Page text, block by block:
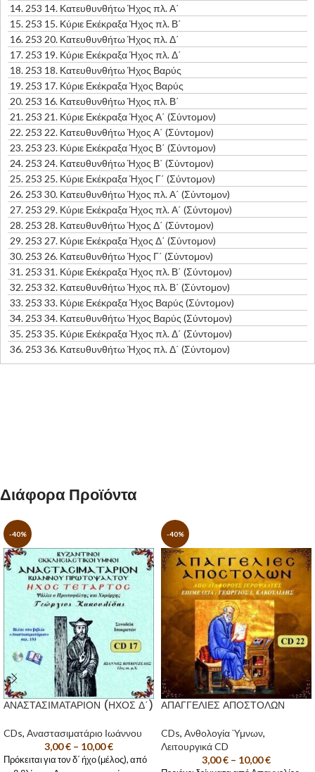
14. 253 14. Κατευθυνθήτω Ήχος πλ. Α΄
15. 253 15. Κύριε Εκέκραξα Ήχος πλ. Β΄
16. 253 20. Κατευθυνθήτω Ήχος πλ. Δ΄
17. 253 19. Κύριε Εκέκραξα Ήχος πλ. Δ΄
18. 253 18. Κατευθυνθήτω Ήχος Βαρύς
19. 253 17. Κύριε Εκέκραξα Ήχος Βαρύς
20. 253 16. Κατευθυνθήτω Ήχος πλ. Β΄
21. 253 21. Κύριε Εκέκραξα Ήχος Α΄ (Σύντομον)
22. 253 22. Κατευθυνθήτω Ήχος Α΄ (Σύντομον)
23. 253 23. Κύριε Εκέκραξα Ήχος Β΄ (Σύντομον)
24. 253 24. Κατευθυνθήτω Ήχος Β΄ (Σύντομον)
25. 253 25. Κύριε Εκέκραξα Ήχος Γ΄ (Σύντομον)
26. 253 30. Κατευθυνθήτω Ήχος πλ. Α΄ (Σύντομον)
27. 253 29. Κύριε Εκέκραξα Ήχος πλ. Α΄ (Σύντομον)
28. 253 28. Κατευθυνθήτω Ήχος Δ΄ (Σύντομον)
29. 253 27. Κύριε Εκέκραξα Ήχος Δ΄ (Σύντομον)
30. 253 26. Κατευθυνθήτω Ήχος Γ΄ (Σύντομον)
31. 253 31. Κύριε Εκέκραξα Ήχος πλ. Β΄ (Σύντομον)
32. 253 32. Κατευθυνθήτω Ήχος πλ. Β΄ (Σύντομον)
33. 253 33. Κύριε Εκέκραξα Ήχος Βαρύς (Σύντομον)
34. 253 34. Κατευθυνθήτω Ήχος Βαρύς (Σύντομον)
35. 253 35. Κύριε Εκέκραξα Ήχος πλ. Δ΄ (Σύντομον)
36. 253 36. Κατευθυνθήτω Ήχος πλ. Δ΄ (Σύντομον)
Διάφορα Προϊόντα
-40%
ΑΝΑΣΤΑΣΙΜΑΤΑΡΙΟΝ (ΗΧΟΣ Δ΄)
CDs, Αναστασιματάριο Ιωάννου
3,00€ – 10,00€
Πρόκειται για τον δ΄ ήχο (μέλος), από
-40%
ΑΠΑΓΓΕΛΙΕΣ ΑΠΟΣΤΟΛΩΝ
CDs, Ανθολογία Ύμνων,
Λειτουργικά CD
3,00€ – 10,00€